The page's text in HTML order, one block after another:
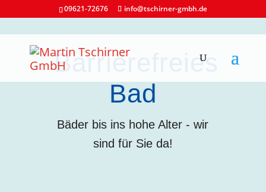
09621-72676 info@tschirner-gmbh.de
Barrierefreies
Bad
Bäder bis ins hohe Alter - wir
sind für Sie da!